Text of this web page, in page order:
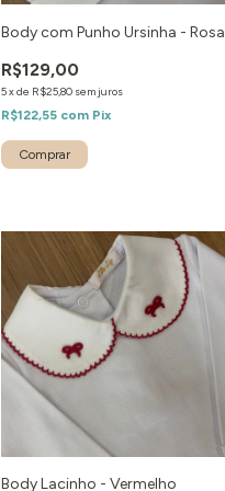
Body com Punho Ursinha - Rosa
R$129,00
5xde R$25,80 sem juros
R$122,55 com Pix
Body Lacinho - Vermelho